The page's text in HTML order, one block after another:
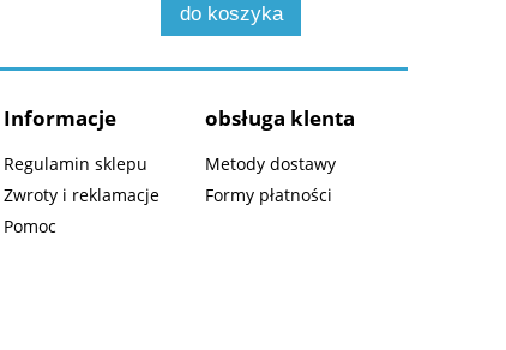
do koszyka
Informacje
Regulamin sklepu
Zwroty i reklamacje
Pomoc
obsługa klenta
Metody dostawy
Formy płatności